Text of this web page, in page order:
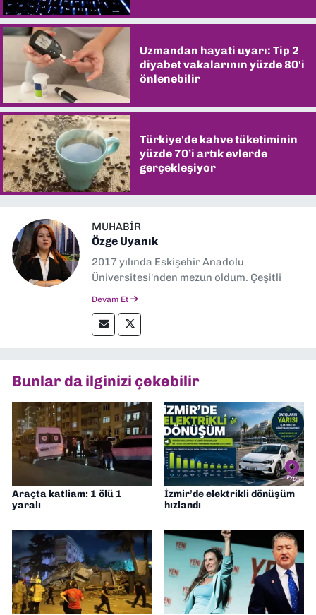
Uzmandan hayati uyarı: Tip 2
diyabet vakalarının yüzde 80'i
önlenebilir
Türkiye'de kahve tüketiminin
yüzde 70’i artık evlerde
gerçekleşiyor
MUHABIR
Özge Uyanık
2017 yılında Eskişehir Anadolu
Üniversitesi'nden mezun oldum. Çeşitli
yerel ve ulusal gazetelerde muhabirlik
hakları alanlarında haberler üretmeye
odaklanıyorum.
Devam Et
Bunlar da ilginizi çekebilir
Araçta katliam: 1 ölü 1
yaralı
İzmir’de elektrikli dönüşüm
hızlandı